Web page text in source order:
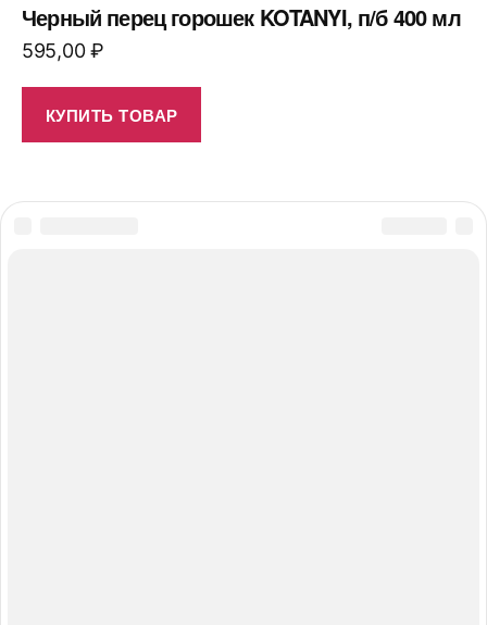
Черный перец горошек KOTANYI, п/б 400 мл
595,00₽
КУПИТЬ ТОВАР